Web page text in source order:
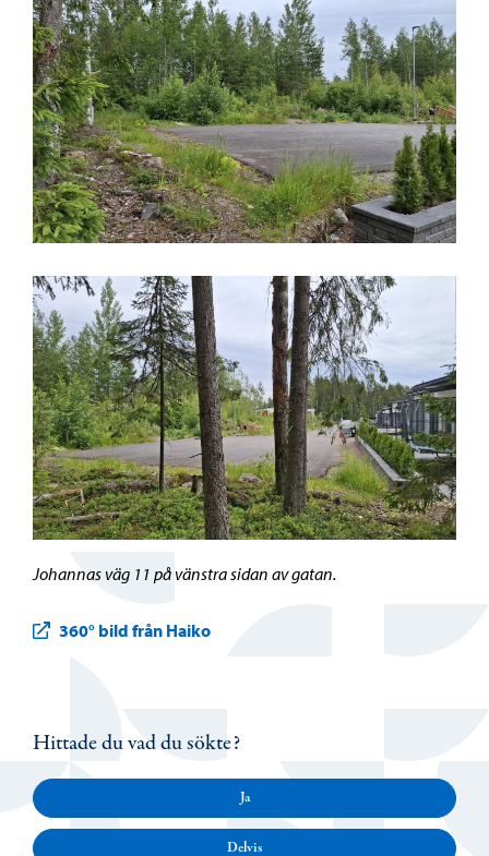
Johannas väg 11 på vänstra sidan av gatan.
360° bild från Haiko
Hittade du vad du sökte?
Ja
Delvis